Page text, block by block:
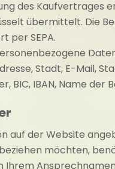
des Kaufvertrages
übermittelt. Die
per SEPA.
Stadt, E-Mail,
BIC, IBAN, Name der
auf der Website
möchten,
Ihrem